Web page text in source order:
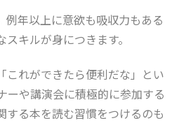
例年以上に意欲も吸収力もある
キルが身につきます。
これができたら便利だな」とい
ーや講演会に積極的に参加する
する本を読む習慣をつけるのも